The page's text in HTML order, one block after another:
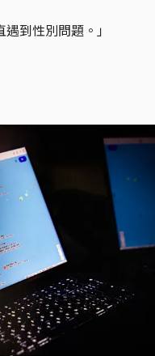
到性別問題。」